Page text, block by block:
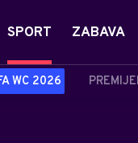
SPORT
WC 2026
ZABAVA